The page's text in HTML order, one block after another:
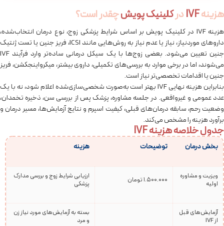
هزینهIVFدرکلینیک پویشچقدر است؟
هزینه IVF در کلینیک پویش بر اساس شرایط پزشکی زوج، نوع درمان انتخاب‌شده،
داروهای موردنیاز، نیاز یا عدم نیاز به روش‌هایی مانند ICSI، فریز جنین یا تست ژنتیک
جنین تعیین می‌شود. بعضی زوج‌ها با یک سیکل درمانی ساده‌تر وارد فرآیند IVF
می‌شوند، اما در برخی موارد به بررسی‌های تکمیلی، داروی بیشتر، میکرواینجکشن، فریز
جنین یا اقدامات تخصصی‌تر نیاز است.
بنابراین هزینه نهایی IVF بهتر است به‌صورت شخصی‌سازی‌شده اعلام شود، نه با یک
عدد عمومی و غیرواقعی. در جلسه مشاوره، پزشک پس از بررسی سن، ذخیره تخمدان،
وضعیت رحم، سابقه درمان‌های قبلی، کیفیت اسپرم و نتایج آزمایش‌ها، مسیر درمان و
برآورد هزینه را مشخص می‌کند.
جدول خلاصه هزینه IVF
بخش درمان توضیحات هزینه
ویزیت و مشاوره
اولیه
1.500.000 تومان
ارزیابی شرایط زوج و بررسی مدارک
پزشکی
آزمایش‌های قبل
از IVF
بسته به آزمایش‌های مورد نیاز زن
و مرد